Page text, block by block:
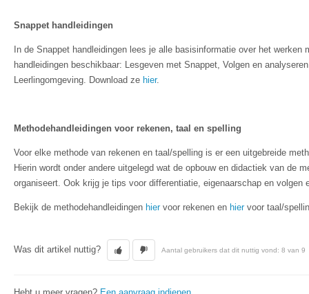
Snappet handleidingen
In de Snappet handleidingen lees je alle basisinformatie over het werken
handleidingen beschikbaar: Lesgeven met Snappet, Volgen en
Leerlingomgeving. Download ze hier.
Methodehandleidingen voor rekenen, taal en spelling
Voor elke methode van rekenen en taal/spelling is er een uitgebreide
Hierin wordt onder andere uitgelegd wat de opbouw en didactiek van de
organiseert. Ook krijg je tips voor differentiatie, eigenaarschap en volgen
Bekijk de methodehandleidingen hiervoor rekenen en hiervoor taal/
Was dit artikel nuttig? Aantal gebruikers dat dit nuttig vond: 8 van 9